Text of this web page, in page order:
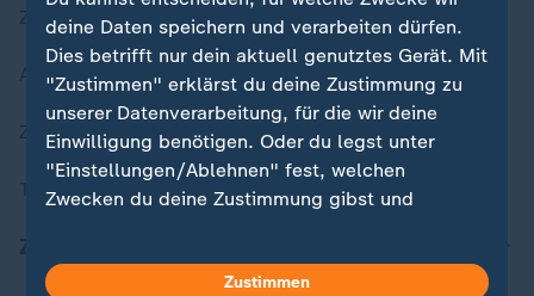
Zuletzt veröffentlicht
Aktuelle Sendungs-Videos
ZDFheute Stories
Themen im Überblick
deine Daten speichern und verarbeiten dürfen.
Dies betrifft nur dein aktuell genutztes Gerät. Mit
"Zustimmen" erklärst du deine Zustimmung zu
unserer Datenverarbeitung, für die wir deine
Einwilligung benötigen. Oder du legst unter
"Einstellungen/Ablehnen" fest, welchen
Zwecken du deine Zustimmung gibst und
in deinen Einstellungen widerrufen oder ändern.
Zustimmen